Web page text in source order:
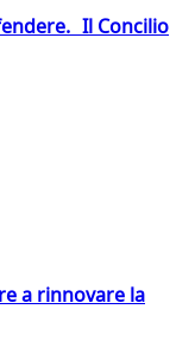
Il Concilio
a rinnovare la